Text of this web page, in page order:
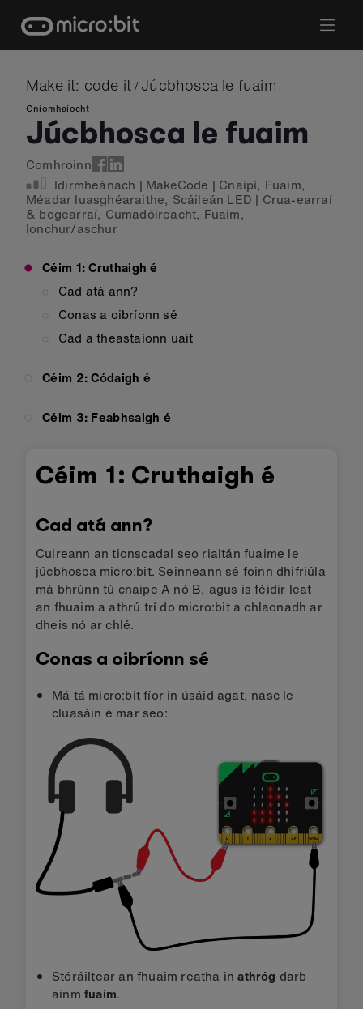
content
Make it: code it / Júcbhosca le fuaim
Gníomhaíocht
Júcbhosca le fuaim
Comhroinn
Idirmheánach | MakeCode | Cnaipí, Fuaim,
Méadar luasghéaraithe, Scáileán LED | Crua-earraí
& bogearraí, Cumadóireacht, Fuaim,
Ionchur/aschur
Céim 1: Cruthaigh é
Cad atá ann?
Conas a oibríonn sé
Cad a theastaíonn uait
Céim 2: Códaigh é
Céim 3: Feabhsaigh é
Céim 1: Cruthaigh é
Cad atá ann?
Cuireann an tionscadal seo rialtán fuaime le
júcbhosca micro:bit. Seinneann sé foinn dhifriúla
má bhrúnn tú cnaipe A nó B, agus is féidir leat
an fhuaim a athrú trí do micro:bit a chlaonadh ar
dheis nó ar chlé.
Conas a oibríonn sé
Má tá micro:bit fíor in úsáid agat, nasc le
cluasáin é mar seo:
Stóráiltear an fhuaim reatha inathróg darb
ainm fuaim.